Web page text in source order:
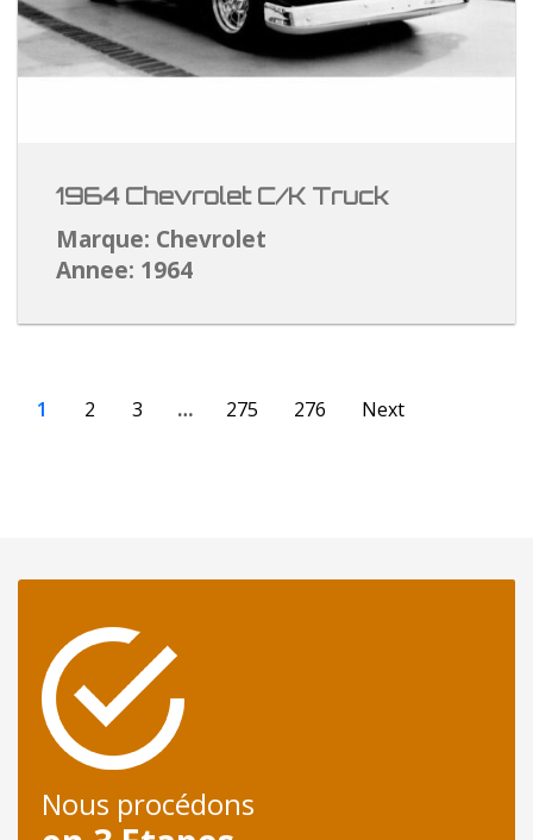
1964 Chevrolet C/K Truck
Marque: Chevrolet
Annee: 1964
1 2 3 … 275 276 Next
Nous procédons